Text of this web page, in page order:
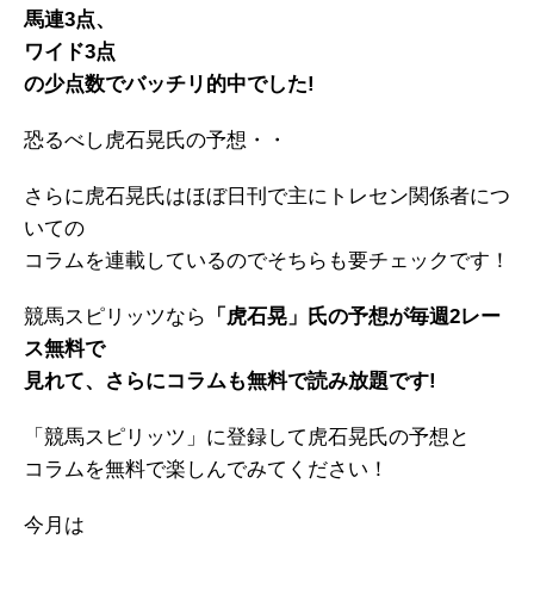
馬連3点、
ワイド3点
の少点数でバッチリ的中でした!
恐るべし虎石晃氏の予想・・
さらに虎石晃氏はほぼ日刊で主にトレセン関係者につ
いての
コラムを連載しているのでそちらも要チェックです！
競馬スピリッツなら
「虎石晃」氏の予想が毎週2レー
ス無料で
見れて、さらにコラムも無料で読み放題です!
「競馬スピリッツ」に登録して虎石晃氏の予想と
コラムを無料で楽しんでみてください！
今月は